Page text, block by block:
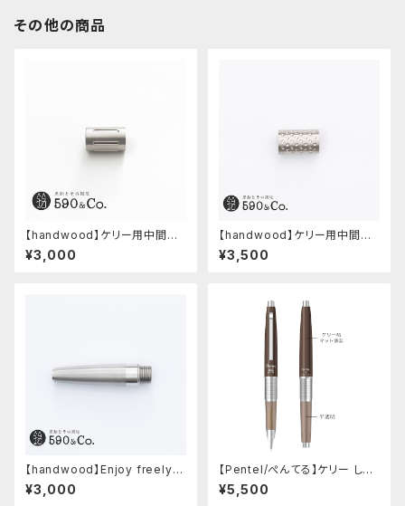
その他の商品
【handwood】ケリー用中間パ
ーツ/カスタムグリップ (縦溝/ス
テンレス)
¥3,000
【handwood】ケリー用中間パ
ーツ/カスタムグリップ (ディンプ
ル/ステンレス)
¥3,500
【handwood】Enjoy freely
前軸・滑り止め(ステンレス)
¥3,000
【Pentel/ぺんてる】ケリー しー
さーコラボ限定カラー
¥5,500